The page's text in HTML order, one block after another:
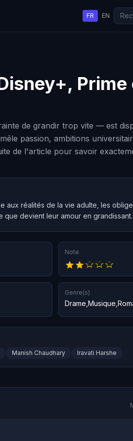
FR EN
Prime
de grandir trop vite — est
passion, ambitions
de l'article pour savoir
aux réalités de la vie adulte, les
devient leur amour en grandissant.
Note
Genre(s)
Drame Musique
Manish Chaudhary Iravati Harshe